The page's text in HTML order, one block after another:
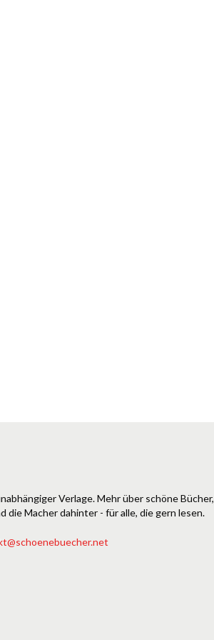
Verlage. Mehr über schöne Bücher,
die Macher dahinter - für alle, die gern lesen.